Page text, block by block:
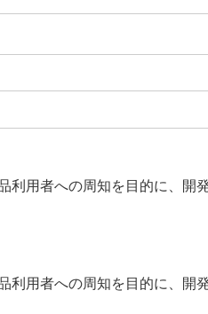
用者への周知を目的に、開
用者への周知を目的に、開